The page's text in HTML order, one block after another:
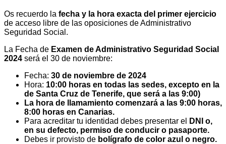
Os recuerdo la fecha y la hora exacta del primer ejercicio
de acceso libre de las oposiciones de Administrativo
Seguridad Social.
La Fecha de Examen de Administrativo Seguridad Social
2024 será el 30 de noviembre:
Fecha: 30 de noviembre de 2024
Hora: 10:00 horas en todas las sedes, excepto en la
de Santa Cruz de Tenerife, que será a las 9:00)
La hora de llamamiento comenzará a las 9:00 horas,
8:00 horas en Canarias.
Para acreditar tu identidad debes presentar el
DNI
o,
en su defecto, permiso de conducir o pasaporte.
Debes ir provisto de bolígrafo de color azul o negro.